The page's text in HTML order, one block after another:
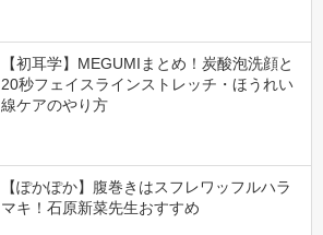
【初耳学】MEGUMIまとめ！炭酸泡洗顔と
20秒フェイスラインストレッチ・ほうれい
線ケアのやり方
【ぽかぽか】腹巻きはスフレワッフルハラ
マキ！石原新菜先生おすすめ